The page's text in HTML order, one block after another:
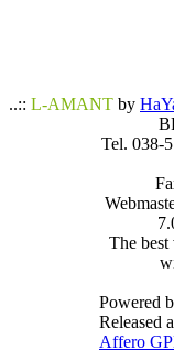
..:: L-AMANT by
Tel. 038-
The
Powered
Released
Affero